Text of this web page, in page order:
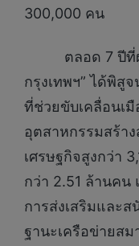
300,000 คน
ตลอด 7 ปีที่ผ่า
กรุงเทพฯ” ได้พิสู
ที่ช่วยขับเคลื่อนเ
อุตสาหกรรมสร้า
เศรษฐกิจสูงกว่า
กว่า 2.51 ล้านค
การส่งเสริมและส
ฐานะเครือข่ายสม